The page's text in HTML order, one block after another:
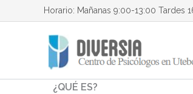
al
Horario: Mañanas 9:00-13:00 Tardes
¿QUÉ ES?